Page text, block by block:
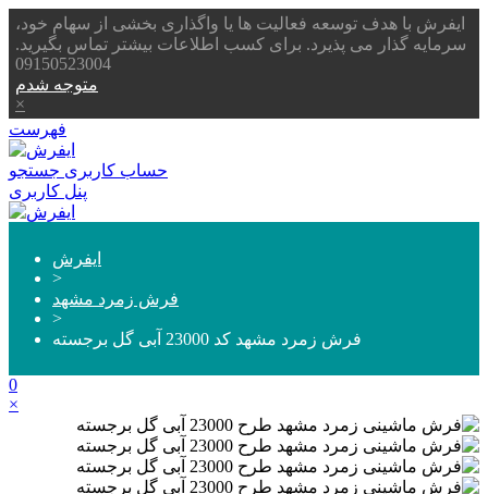
ایفرش با هدف توسعه فعالیت ها یا واگذاری بخشی از سهام خود،
سرمایه گذار می پذیرد. برای کسب اطلاعات بیشتر تماس بگیرید.
09150523004
متوجه شدم
×
فهرست
حساب کاربری جستجو
پنل کاربری
ایفرش
>
فرش زمرد مشهد
>
فرش زمرد مشهد کد 23000 آبی گل برجسته
0
×